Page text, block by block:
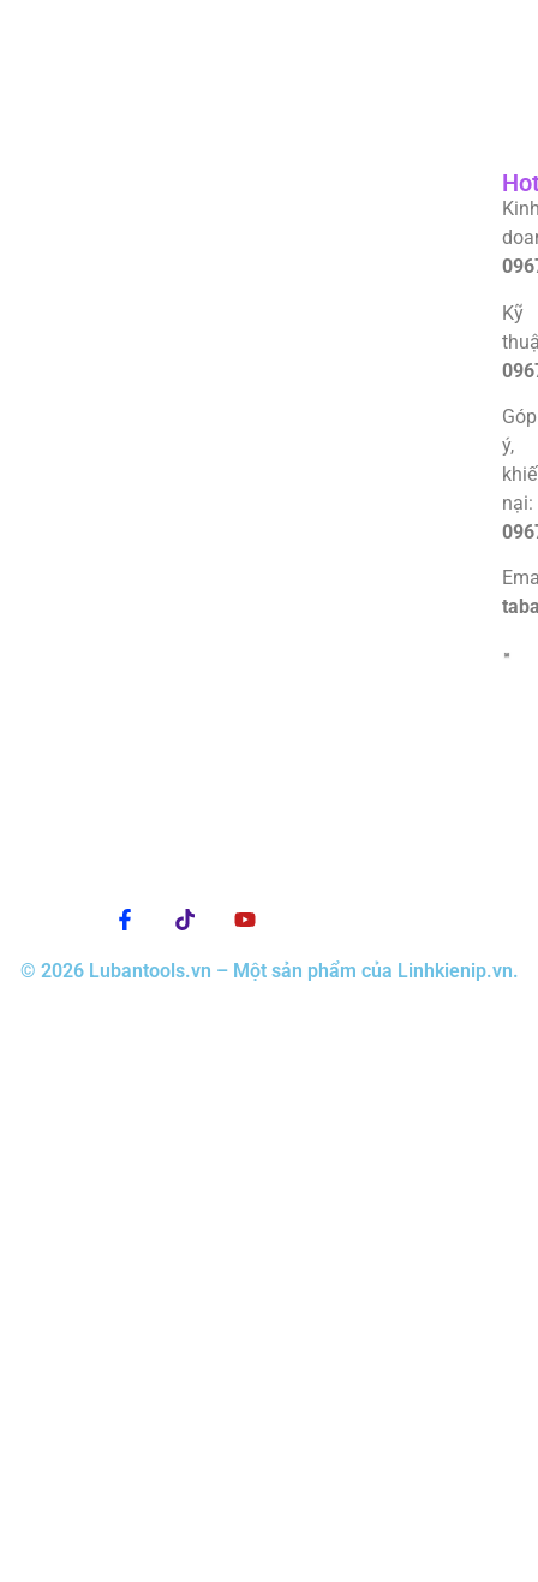
Kỹ
Góp
ý,
nại:
© 2026 Lubantools.vn – Một sản phẩm của Linhkienip.vn.